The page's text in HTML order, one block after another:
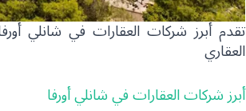
تقدم أبرز شركات العقارات في شانلي
العقاري
أبرز شركات العقارات في شانلي أورفا